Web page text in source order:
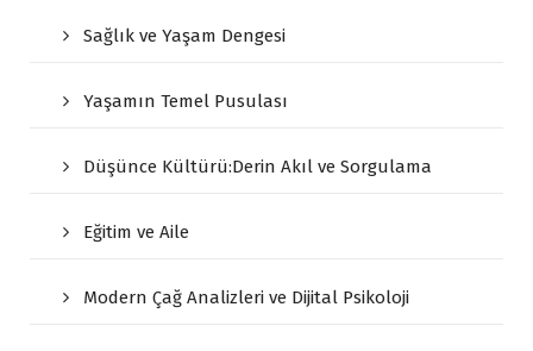
Sağlık ve Yaşam Dengesi
Yaşamın Temel Pusulası
Düşünce Kültürü:Derin Akıl ve Sorgulama
Eğitim ve Aile
Modern Çağ Analizleri ve Dijital Psikoloji